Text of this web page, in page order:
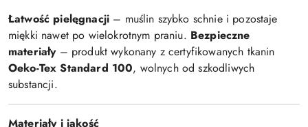
Łatwość pielęgnacji – muślin szybko schnie i pozostaje
miękki nawet po wielokrotnym praniu. Bezpieczne
materiały– produkt wykonany z certyfikowanych tkanin
Oeko-Tex Standard 100, wolnych od szkodliwych
substancji.
Materiały i jakość